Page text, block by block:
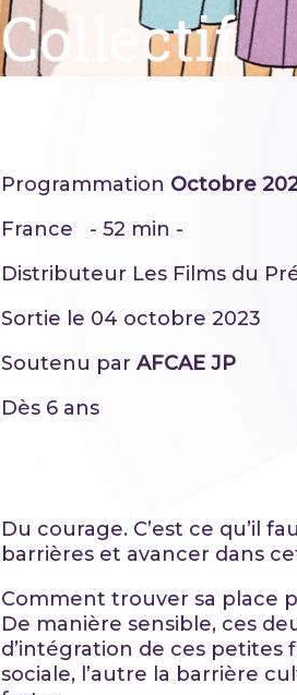
Collectif
Programmation Octobre
France - 52 min -
Distributeur Les Films du
Sortie le 04 octobre 2023
Soutenu par AFCAE JP
Dès 6 ans
Du courage. C’est ce qu’il
barrières et avancer dans
Comment trouver sa place
De manière sensible, ces
d’intégration de ces petites
sociale, l’autre la barrière